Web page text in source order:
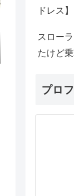
ドレス】
スロー
たけど
プロ